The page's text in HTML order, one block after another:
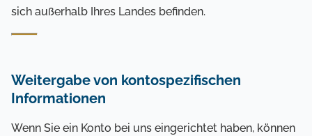
sich außerhalb Ihres Landes befinden.
Weitergabe von kontospezifischen
Informationen
Wenn Sie ein Konto bei uns eingerichtet haben, können